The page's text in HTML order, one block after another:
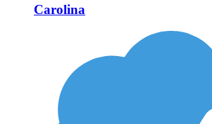
Carolina